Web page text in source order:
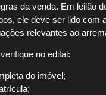
da venda. Em leilão
ele deve ser lido com
relevantes ao
no edital:
do imóvel;